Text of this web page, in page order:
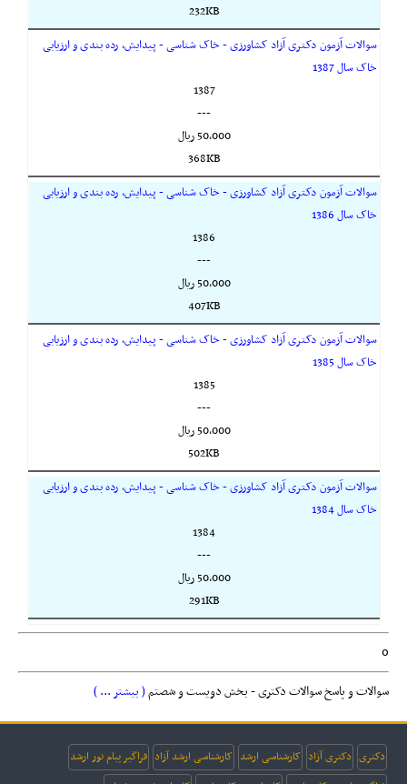
232KB
سوالات آزمون دکتری آزاد کشاورزی - خاک شناسی - پیدایش، رده بندی و ارزیابی
خاک سال 1387
1387
---
50,000 ريال
368KB
سوالات آزمون دکتری آزاد کشاورزی - خاک شناسی - پیدایش، رده بندی و ارزیابی
خاک سال 1386
1386
---
50,000 ريال
407KB
سوالات آزمون دکتری آزاد کشاورزی - خاک شناسی - پیدایش، رده بندی و ارزیابی
خاک سال 1385
1385
---
50,000 ريال
502KB
سوالات آزمون دکتری آزاد کشاورزی - خاک شناسی - پیدایش، رده بندی و ارزیابی
خاک سال 1384
1384
---
50,000 ريال
291KB
0
سوالات و پاسخ سوالات دکتری - بخش دویست و شصتم( بیشتر ... )
دکتری دکتری آزاد کارشناسی ارشد کارشناسی ارشد آزاد فراگیر پیام نور ارشد